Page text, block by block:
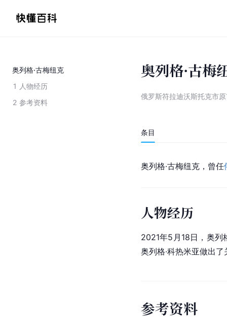
奥列格·古梅纽克
1 人物经历
2 参考资料
奥列格·古梅
俄罗斯符拉迪沃斯托克市
条目
奥列格·古梅纽克，曾任
人物经历
2021年5月18日，奥列
奥列格∙科热米亚做出
参考资料